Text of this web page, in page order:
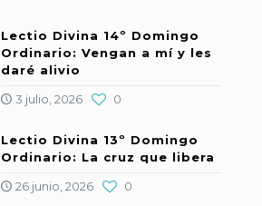
Lectio Divina 14º Domingo
Ordinario: Vengan a mí y les
daré alivio
3 julio, 2026
0
Lectio Divina 13º Domingo
Ordinario: La cruz que libera
26 junio, 2026
0